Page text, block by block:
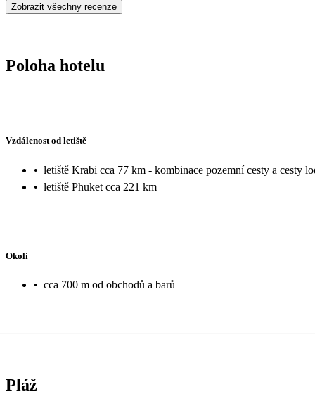
Zobrazit všechny recenze
Poloha hotelu
Vzdálenost od letiště
• letiště Krabi cca 77 km - kombinace pozemní cesty a cesty
• letiště Phuket cca 221 km
Okolí
• cca 700 m od obchodů a barů
Pláž